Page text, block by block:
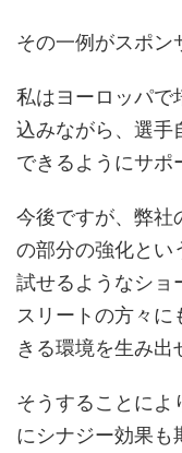
その一例がスポン
私はヨーロッパで
込みながら、選手
できるようにサポ
今後ですが、弊社
の部分の強化とい
試せるようなショ
スリートの方々
きる環境を生み出
そうすることによ
にシナジー効果も